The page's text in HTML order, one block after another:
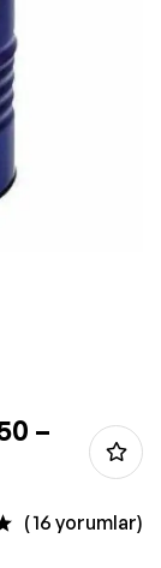
–
( 16 yorumlar)